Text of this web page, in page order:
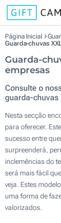
Página Inicial
Guarda-chuvas
Guarda-
empresas
Consulte o
guarda-chuvas
Nesta secção
para oferecer.
sucesso entre
surpreenderá,
inclemências do
será mais fácil
veja. Estes
uma forma de
valorizados.